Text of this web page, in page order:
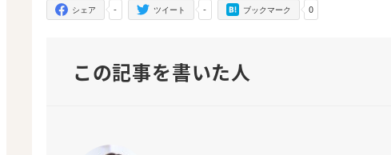
-
シェア -
ツイート 0
ブックマーク
この記事を書いた人